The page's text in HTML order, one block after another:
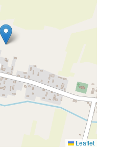
Leaflet